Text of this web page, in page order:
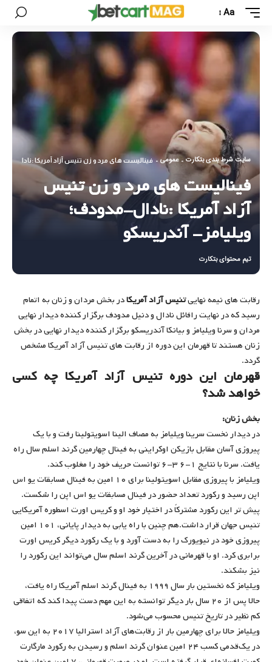
Aa
سایت شرط بندی بتکارت - عمومی - فینالیست های مرد و زن تنیس آزاد آمریکا :نادال-
فینالیست های مرد و زن تنیس
آزاد آمریکا :نادال-مدودف؛
ویلیامز- آندریسکو
تیم محتوای بتکارت
رقابت های نیمه نهاییتنیس آزاد آمریکادر بخش مردان و زنان به اتمام
رسید که در نهایت رافائل نادال و دنیل مدودف برگزار کننده دیدار نهایی
مردان و سرنا ویلیامز و بیانکا آندریسکو برگزار کننده دیدار نهایی در بخش
زنان هستند تا قهرمان این دوره از رقابت های تنیس آزاد آمریکا مشخص
گردد.
قهرمان این دوره تنیس آزاد آمریکا چه کسی
خواهد شد؟
بخش زنان:
در دیدار نخست سرینا ویلیامز به مصاف الینا اسویتولینا رفت و با یک
پیروزی آسان مقابل بازیکن اوکراینی به فینال چهارمین گرند اسلم سال راه
یافت. سرنا با نتایج ۱-۶ ۳-۶ توانست حریف خود را مغلوب کند.
ویلیامز با پیروزی مقابل اسویتولینا برای ۱۰ امین به فینال مسابقات یو اس
اپن رسید و رکورد تعداد حضور در فینال مسابقات یو اس اپن را شکست.
پیش ‌تر این رکورد مشترکاً در اختیار خود او و کریس اورت اسطوره آمریکایی
تنیس جهان قرار داشت.هم‌ چنین با راه‌ یابی به دیدار پایانی، ۱۰۱ امین
پیروزی خود در نیویورک را به دست آورد و با یک رکورد دیگر کریس اورت
برابری کرد. او با قهرمانی در آخرین گرند اسلم سال می‌تواند این رکورد را
نیز بشکند.
ویلیامز که نخستین بار سال ۱۹۹۹ به فینال گرند اسلم آمریکا راه یافت،
حالا پس از ۲۰ سال بار دیگر توانسته به این مهم دست پیدا کند که اتفاقی
کم‌ نظیر در تاریخ تنیس محسوب می‌شود.
ویلیامز حالا برای چهارمین بار از رقابت‌های آزاد استرالیا ۲۰۱۷ به این سو،
در یک‌قدمی کسب ۲۴ امین عنوان گرند اسلم و رسیدن به رکورد مارگارت